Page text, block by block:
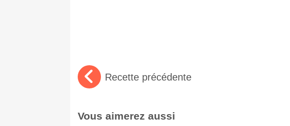
Recette précédente
Vous aimerez aussi